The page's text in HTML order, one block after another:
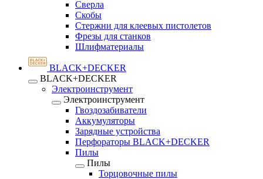
Сверла
Скобы
Стержни для клеевых пистолетов
Фрезы для станков
Шлифматериалы
BLACK+DECKER
BLACK+DECKER
Электроинструмент
Электроинструмент
Гвоздозабиватели
Аккумуляторы
Зарядные устройства
Перфораторы BLACK+DECKER
Пилы
Пилы
Торцовочные пилы